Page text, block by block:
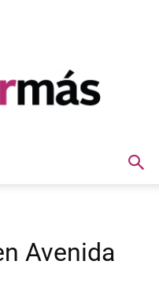
Avenida